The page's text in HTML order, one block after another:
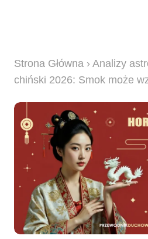
Strona Główna › Analizy
chiński 2026: Smok może